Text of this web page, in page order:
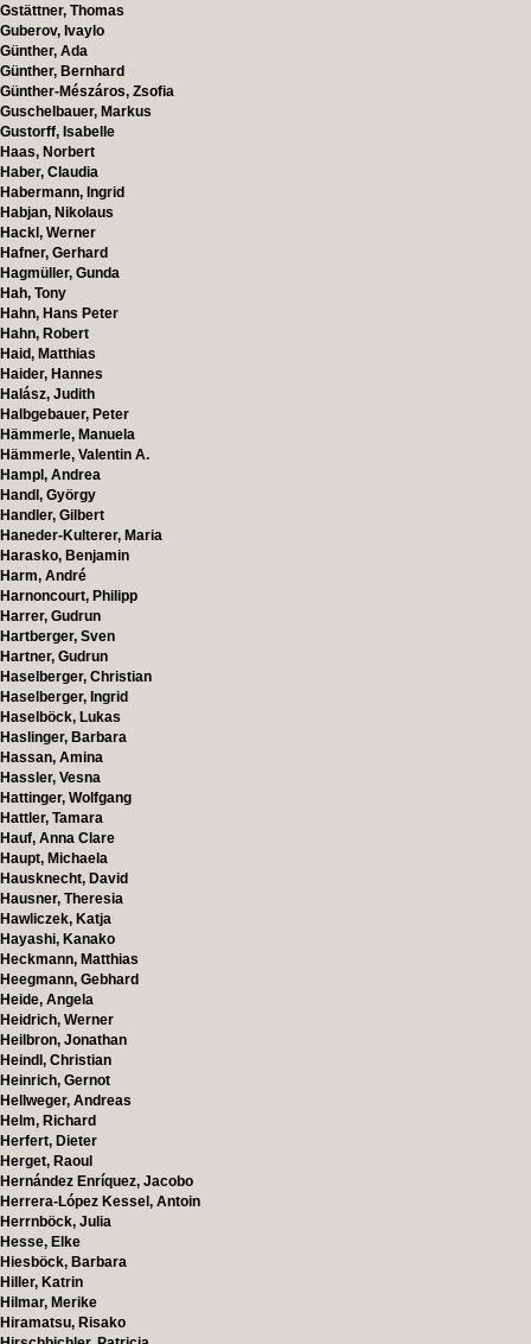
Gstättner, Thomas
Guberov, Ivaylo
Günther, Ada
Günther, Bernhard
Günther-Mészáros, Zsofia
Guschelbauer, Markus
Gustorff, Isabelle
Haas, Norbert
Haber, Claudia
Habermann, Ingrid
Habjan, Nikolaus
Hackl, Werner
Hafner, Gerhard
Hagmüller, Gunda
Hah, Tony
Hahn, Hans Peter
Hahn, Robert
Haid, Matthias
Haider, Hannes
Halász, Judith
Halbgebauer, Peter
Hämmerle, Manuela
Hämmerle, Valentin A.
Hampl, Andrea
Handl, György
Handler, Gilbert
Haneder-Kulterer, Maria
Harasko, Benjamin
Harm, André
Harnoncourt, Philipp
Harrer, Gudrun
Hartberger, Sven
Hartner, Gudrun
Haselberger, Christian
Haselberger, Ingrid
Haselböck, Lukas
Haslinger, Barbara
Hassan, Amina
Hassler, Vesna
Hattinger, Wolfgang
Hattler, Tamara
Hauf, Anna Clare
Haupt, Michaela
Hausknecht, David
Hausner, Theresia
Hawliczek, Katja
Hayashi, Kanako
Heckmann, Matthias
Heegmann, Gebhard
Heide, Angela
Heidrich, Werner
Heilbron, Jonathan
Heindl, Christian
Heinrich, Gernot
Hellweger, Andreas
Helm, Richard
Herfert, Dieter
Herget, Raoul
Hernández Enríquez, Jacobo
Herrera-López Kessel, Antoin
Herrnböck, Julia
Hesse, Elke
Hiesböck, Barbara
Hiller, Katrin
Hilmar, Merike
Hiramatsu, Risako